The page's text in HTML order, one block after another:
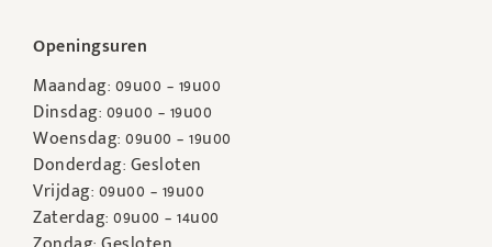
Openingsuren
Maandag: 09u00 – 19u00
Dinsdag: 09u00 – 19u00
Woensdag: 09u00 – 19u00
Donderdag: Gesloten
Vrijdag: 09u00 – 19u00
Zaterdag: 09u00 – 14u00